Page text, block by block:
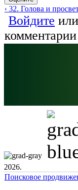
‹ 32. Голова и
Войдите или
комментарии
2026.
Поисковое